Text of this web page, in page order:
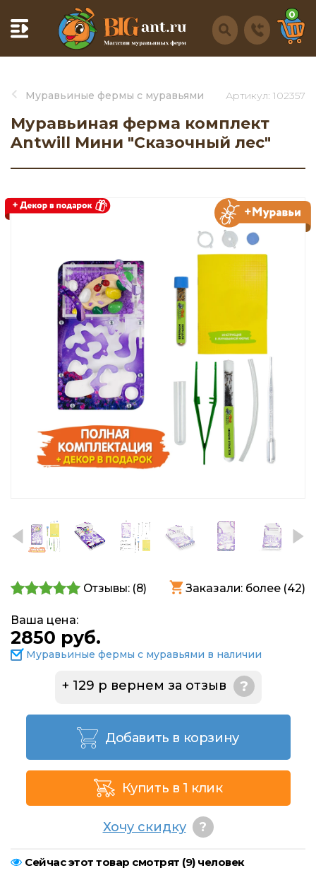
0
Муравьиные фермы с муравьями
Муравьиная ферма комплект
Antwill Мини "Сказочный лес"
Артикул: 102357
Отзывы: (8) Заказали: более (42)
Ваша цена:
2850 руб.
Муравьиные фермы с муравьями в наличии
+ 129 р вернем за отзыв ?
Добавить в корзину
Купить в 1 клик
Хочу скидку ?
Сейчас этот товар смотрят (9) человек